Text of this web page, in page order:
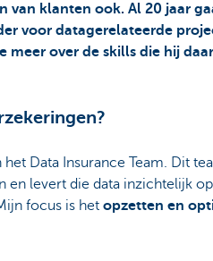
van klanten ook. Al 20 jaar
voor datagerelateerde
meer over de skills die hij
Data Insurance Team. Dit
levert die data inzichtelijk
focus is het opzetten en